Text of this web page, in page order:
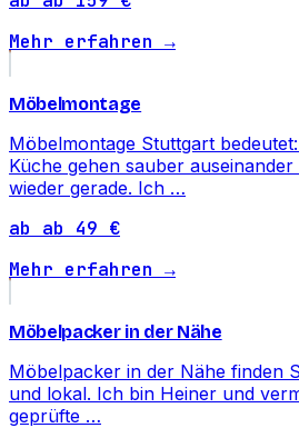
Mehr erfahren →
Möbelmontage
Möbelmontage Stuttgart
Küche gehen sauber
wieder gerade. Ich …
ab ab 49 €
Mehr erfahren →
Möbelpacker in der Nähe
Möbelpacker in der Nähe finden
und lokal. Ich bin Heiner und
geprüfte …